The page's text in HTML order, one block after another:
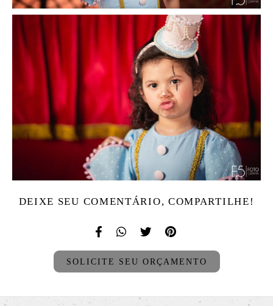
DEIXE SEU COMENTÁRIO, COMPARTILHE!
SOLICITE SEU ORÇAMENTO